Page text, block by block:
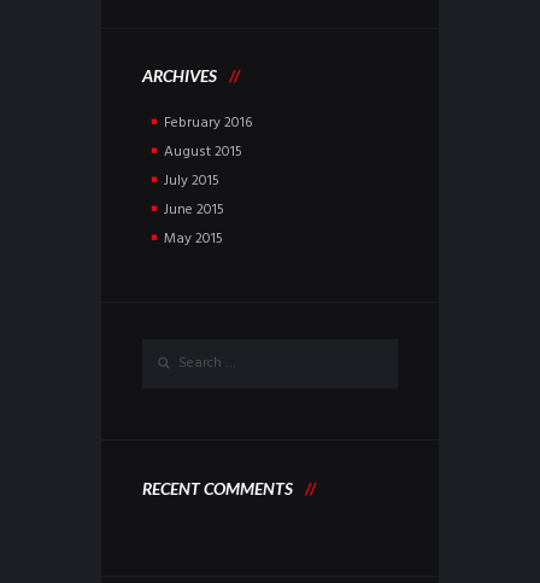
ARCHIVES
February2016
August2015
July2015
June 2015
May2015
RECENT COMMENTS